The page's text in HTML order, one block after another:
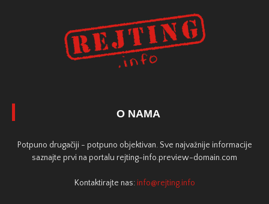
O NAMA
Potpuno drugačiji - potpuno objektivan. Sve najvažnije informacije
saznajte prvi na portalu rejting-info.preview-domain.com
Kontaktirajte nas: info@rejting.info